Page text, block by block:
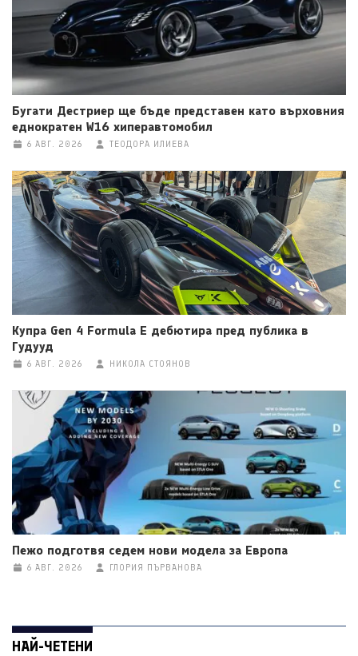
Бугати Дестриер ще бъде представен като върховния
еднократен W16 хиперавтомобил
6 АВГ. 2026 ТЕОДОРА ИЛИЕВА
Купра Gen 4 Formula E дебютира пред публика в
Гудууд
6 АВГ. 2026 НИКОЛА СТОЯНОВ
Пежо подготвя седем нови модела за Европа
6 АВГ. 2026 ГЛОРИЯ ПЪРВАНОВА
НАЙ-ЧЕТЕНИ